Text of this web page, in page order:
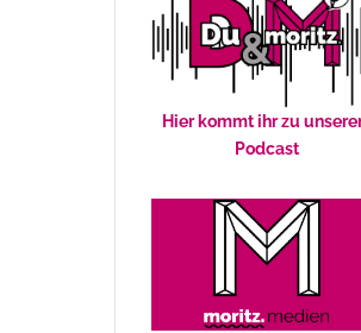
Hier kommt ihr zu
Podcast